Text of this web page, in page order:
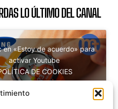
LO ÚLTIMO DEL CANAL
en «Estoy de acuerdo» para
activar Youtube
DE COOKIES
Estoy de acuerdo